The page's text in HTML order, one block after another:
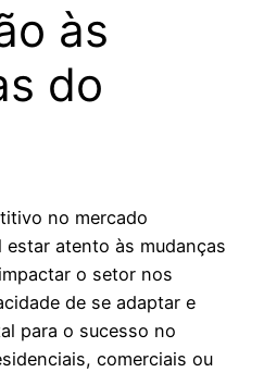
às
do
no mercado
atento às mudanças
o setor nos
de se adaptar e
para o sucesso no
comerciais ou